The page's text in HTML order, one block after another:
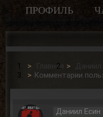
ПРОФИЛЬ
Главная
Даниил
Комментарии
Даниил Есин